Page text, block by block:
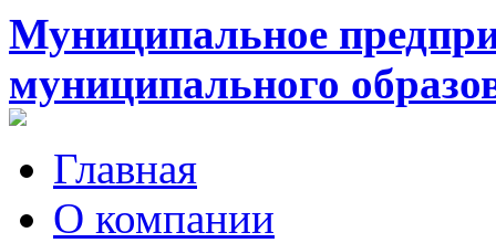
Муниципальное
муниципального
Главная
О компании